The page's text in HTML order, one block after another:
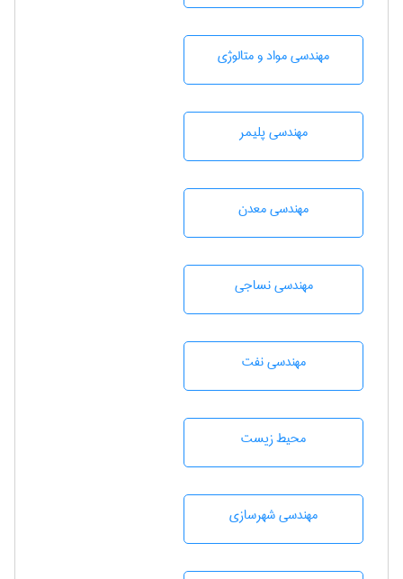
مهندسی مواد و متالوژی
مهندسی پليمر
مهندسی معدن
مهندسي نساجی
مهندسی نفت
محيط زيست
مهندسی شهرسازی